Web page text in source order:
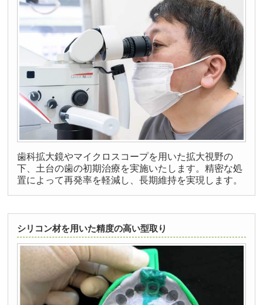
歯科拡大鏡やマイクロスコープを用いた拡大視野の
下、土台の歯の初期治療を実施いたします。精密な処
置によって再発率を軽減し、長期維持を実現します。
シリコン材を用いた精度の高い型取り